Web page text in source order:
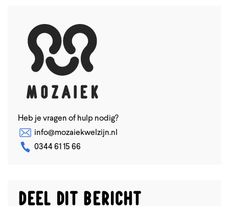
Heb je vragen of hulp nodig?
info@mozaiekwelzijn.nl
0344 61 15 66
Deel dit bericht